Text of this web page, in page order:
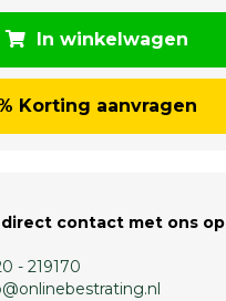
In winkelwagen
Korting aanvragen
direct contact met ons op
- 219170